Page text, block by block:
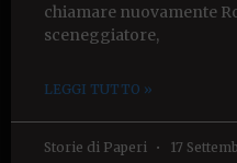
chiamare nuovamente
sceneggiatore,
LEGGI TUTTO »
Storie di Paperi 17